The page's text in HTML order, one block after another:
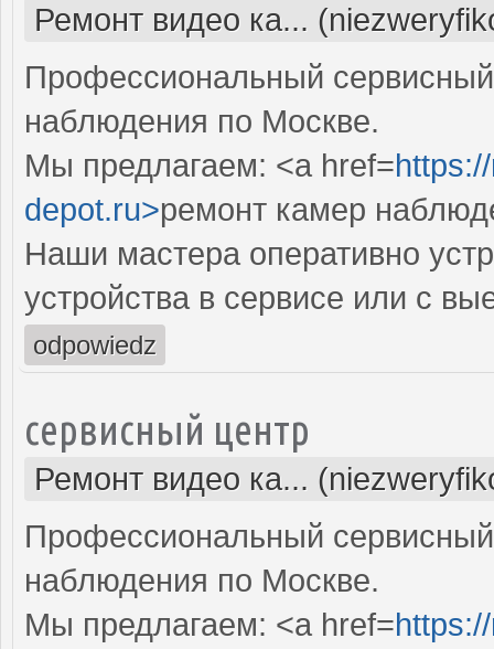
Ремонт видео ка...
Профессиональный
наблюдения по Москве.
Мы предлагаем: <a href=
depot.ru>ремонт камер
Наши мастера оперативно
устройства в сервисе или с
odpowiedz
сервисный центр
Ремонт видео ка...
Профессиональный
наблюдения по Москве.
Мы предлагаем: <a href=